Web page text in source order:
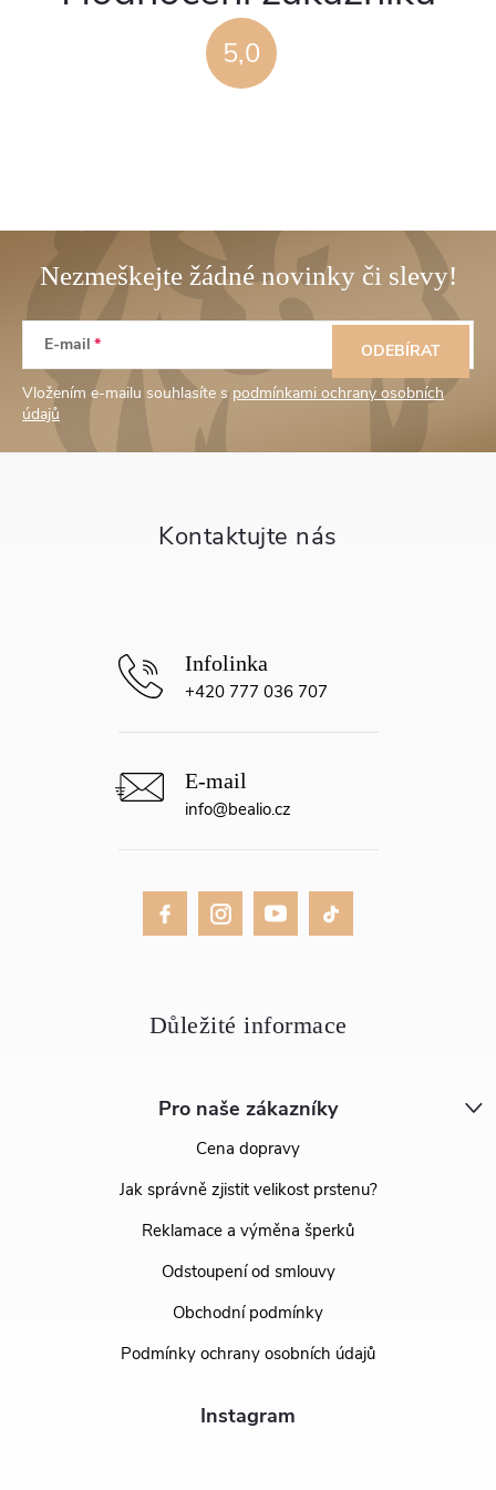
5,0
Z
p
E-mail
Vložením e-mailu souhlasíte s podmínkami ochrany osobních
údajů
ODEBÍRAT
Pro naše zákazníky
Cena dopravy
Jak správně zjistit velikost prstenu?
Reklamace a výměna šperků
Odstoupení od smlouvy
Obchodní podmínky
Podmínky ochrany osobních údajů
Instagram
info@bealio.cz
+420 777 036 707